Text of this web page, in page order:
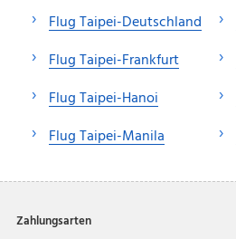
Flug Taipei-Deutschland
Flug Taipei-Frankfurt
Flug Taipei-Hanoi
Flug Taipei-Manila